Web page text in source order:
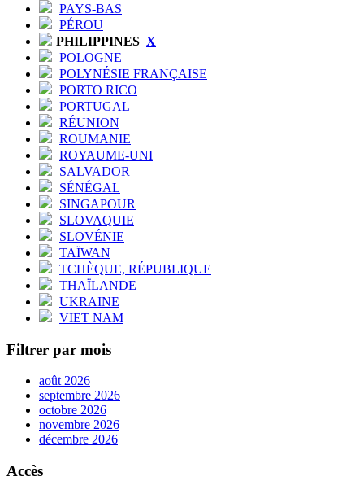
PAYS-BAS
PÉROU
PHILIPPINES X
POLOGNE
POLYNÉSIE FRANÇAISE
PORTO RICO
PORTUGAL
RÉUNION
ROUMANIE
ROYAUME-UNI
SALVADOR
SÉNÉGAL
SINGAPOUR
SLOVAQUIE
SLOVÉNIE
TAÏWAN
TCHÈQUE, RÉPUBLIQUE
THAÏLANDE
UKRAINE
VIET NAM
Filtrer par mois
août 2026
septembre 2026
octobre 2026
novembre 2026
décembre 2026
Accès